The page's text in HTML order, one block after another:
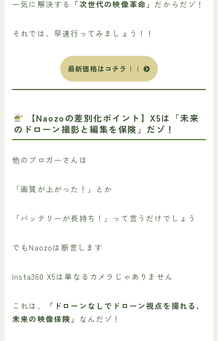
一気に解決する
「次世代の映像革命」 だからだゾ！
それでは、早速行ってみましょう！！
最新価格はコチラ ！！
【Naozoの差別化ポイント】X5は「未来
のドローン撮影と編集を保険」だゾ！
他のブロガーさんは
「画質が上がった！」とか
「バッテリーが長持ち！」って言うだけでしょう
でもNaozoは断言します
Insta360 X5は単なるカメラじゃありません
これは、
「ドローンなしでドローン視点を撮れる、
未来の映像保険」
なんだゾ！